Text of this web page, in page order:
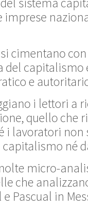
imprese
cimentano
capitalismo
e
i lettori a
quello che
i lavoratori
né
micro-
che
Pascual in